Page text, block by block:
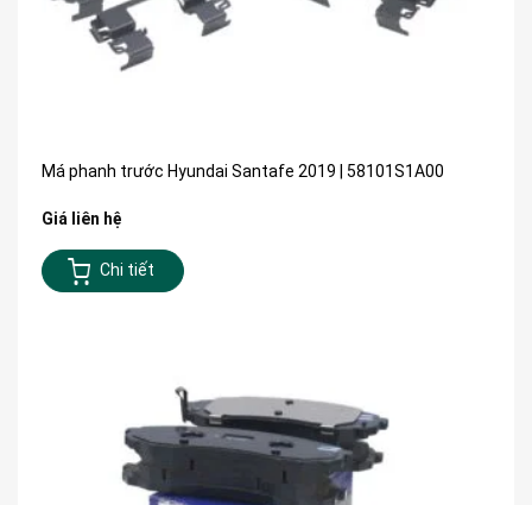
Má phanh trước Hyundai Santafe 2019 | 58101S1A00
Giá liên hệ
Chi tiết